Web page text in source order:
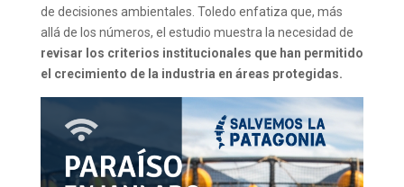
de decisiones ambientales. Toledo enfatiza que, más
allá de los números, el estudio muestra la necesidad de
revisar los criterios institucionales que han permitido
el crecimiento de la industria en áreas protegidas.